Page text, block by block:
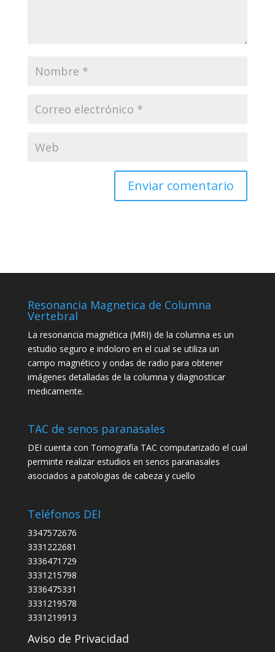
Resonancia Magnetica de Columna
Vertebral
La resonancia magnética (MRI) de la columna es un
estudio seguro e indoloro en el cual se utiliza un
campo magnético y ondas de radio para obtener
imágenes detalladas de la columna y diagnosticar
medicamente.
TAC de senos paranasales
DEI cuenta con Tomografía TAC computarizado el cual
perminte realizar estudios en senos paranasales
asociados a patologias de cabeza y cuello
Teléfonos DEI
3347572676
3331222681
3336471729
3331215798
3336475331
3331219578
3331219913
Aviso de Privacidad